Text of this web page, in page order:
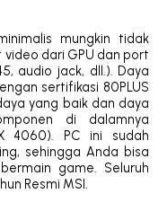
mungkin tidak
dari GPU dan port
audio jack, dll.). Daya
sertifikasi 80PLUS
yang baik dan daya
di dalamnya
4060). PC ini sudah
sehingga Anda bisa
game. Seluruh
Resmi MSI.